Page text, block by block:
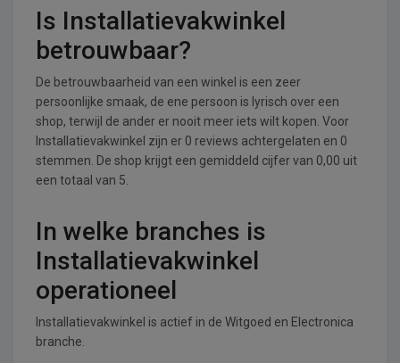
Is Installatievakwinkel
betrouwbaar?
De betrouwbaarheid van een winkel is een zeer
persoonlijke smaak, de ene persoon is lyrisch over een
shop, terwijl de ander er nooit meer iets wilt kopen. Voor
Installatievakwinkel zijn er 0 reviews achtergelaten en 0
stemmen. De shop krijgt een gemiddeld cijfer van 0,00 uit
een totaal van 5.
In welke branches is
Installatievakwinkel
operationeel
Installatievakwinkel is actief in de Witgoed en Electronica
branche.